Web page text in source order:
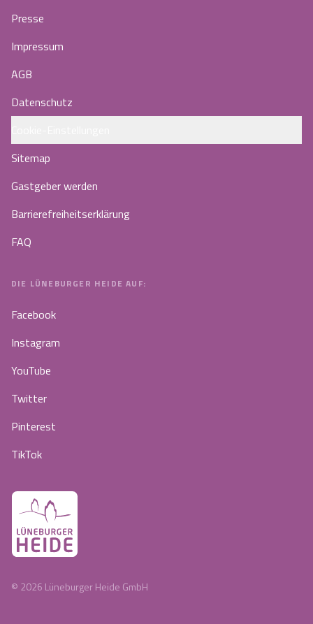
Presse
Impressum
AGB
Datenschutz
Sitemap
Gastgeber werden
Barrierefreiheitserklärung
FAQ
DIE LÜNEBURGER HEIDE AUF:
Facebook
Instagram
YouTube
Twitter
Pinterest
TikTok
© 2026 Lüneburger Heide GmbH